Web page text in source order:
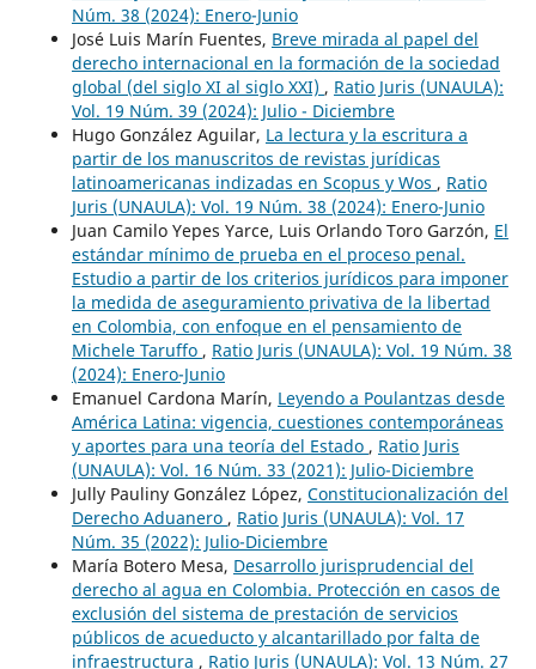
Núm. 38 (2024): Enero-Junio
José Luis Marín Fuentes, Breve mirada al papel del
derecho internacional en la formación de la sociedad
global (del siglo XI al siglo XXI) , Ratio Juris (UNAULA):
Vol. 19 Núm. 39 (2024): Julio - Diciembre
Hugo González Aguilar, La lectura y la escritura a
partir de los manuscritos de revistas jurídicas
latinoamericanas indizadas en Scopus y Wos , Ratio
Juris (UNAULA): Vol. 19 Núm. 38 (2024): Enero-Junio
Juan Camilo Yepes Yarce, Luis Orlando Toro Garzón, El
estándar mínimo de prueba en el proceso penal.
Estudio a partir de los criterios jurídicos para imponer
la medida de aseguramiento privativa de la libertad
en Colombia, con enfoque en el pensamiento de
Michele Taruffo , Ratio Juris (UNAULA): Vol. 19 Núm. 38
(2024): Enero-Junio
Emanuel Cardona Marín, Leyendo a Poulantzas desde
América Latina: vigencia, cuestiones contemporáneas
y aportes para una teoría del Estado , Ratio Juris
(UNAULA): Vol. 16 Núm. 33 (2021): Julio-Diciembre
Jully Pauliny González López, Constitucionalización del
Derecho Aduanero , Ratio Juris (UNAULA): Vol. 17
Núm. 35 (2022): Julio-Diciembre
María Botero Mesa, Desarrollo jurisprudencial del
derecho al agua en Colombia. Protección en casos de
exclusión del sistema de prestación de servicios
públicos de acueducto y alcantarillado por falta de
infraestructura , Ratio Juris (UNAULA): Vol. 13 Núm. 27